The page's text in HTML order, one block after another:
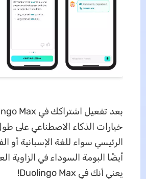
خيارات الذكاء الاصطناعي على
الرئيسي سواء للغة الإسبانية أو
أيضًا البومة السوداء في الزاوية
يعني أنك في Duolingo Max!